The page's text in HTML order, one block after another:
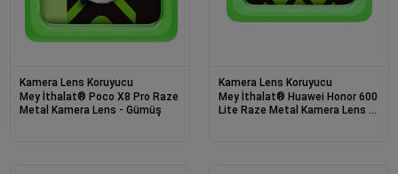
Kamera Lens Koruyucu
Mey İthalat® Poco X8 Pro Raze
Metal Kamera Lens - Gümüş
Kamera Lens Koruyucu
Mey İthalat® Huawei Honor 600
Lite Raze Metal Kamera Lens -